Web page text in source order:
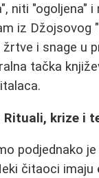
niti "ogoljena"
iz Džojsovog
i snage u
tačka
Rituali, krize i
podjednako
čitaoci imaju